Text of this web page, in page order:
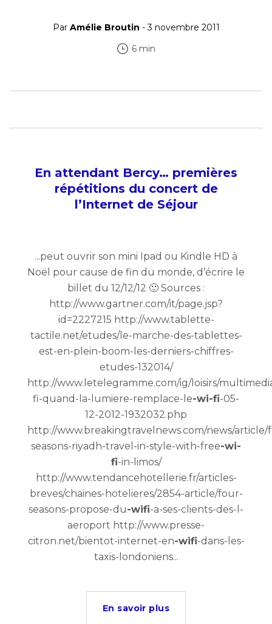
Par Amélie Broutin - 3 novembre 2011
6 min
En attendant Bercy… premières
répétitions du concert de
l’Internet de Séjour
...peut ouvrir son mini Ipad ou Kindle HD à
Noël pour cause de fin du monde, d’écrire le
billet du 12/12/12 🙂 Sources :
http://www.gartner.com/it/page.jsp?
id=2227215 http://www.tablette-
tactile.net/etudes/le-marche-des-tablettes-
est-en-plein-boom-les-derniers-chiffres-
etudes-132014/
http://www.letelegramme.com/ig/loisirs/
fi-quand-la-lumiere-remplace-le-wi-fi-05-
12-2012-1932032.php
http://www.breakingtravelnews.com/news/article/
seasons-riyadh-travel-in-style-with-free-wi-
fi-in-limos/
http://www.tendancehotellerie.fr/articles-
breves/chaines-hotelieres/2854-article/four-
seasons-propose-du-wifi-a-ses-clients-des-l-
aeroport http://www.presse-
citron.net/bientot-internet-en-wifi-dans-les-
taxis-londoniens...
En savoir plus